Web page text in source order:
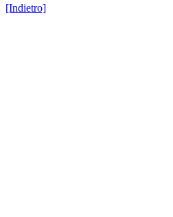
[Indietro]